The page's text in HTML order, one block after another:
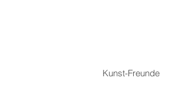
Kunst-Freunde